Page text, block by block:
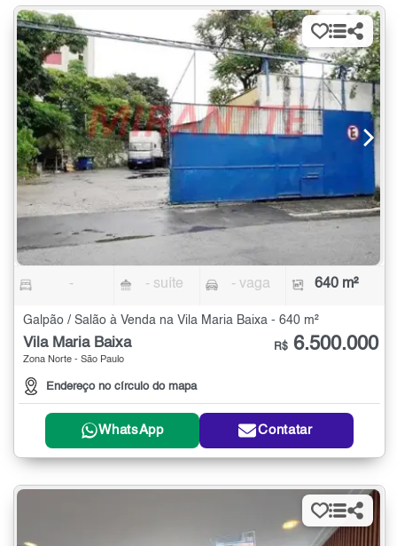
- - suíte - vaga 640 m²
Galpão / Salão à Venda na Vila Maria Baixa - 640 m²
Vila Maria Baixa
Zona Norte - São Paulo
Endereço no círculo do mapa
R$ 6.500.000
WhatsApp Contatar